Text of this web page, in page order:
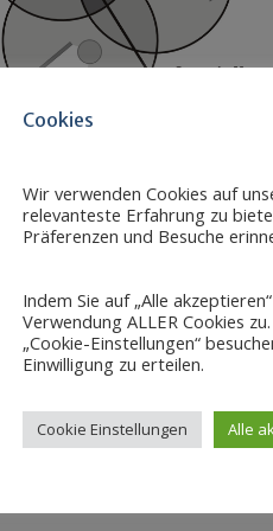
Denken führt
komplexer Systeme,
beruht.
der strategischen
Management. Es
Strategien für
aus einem Szenario-
Cookies
Wir verwenden Cookies auf
relevanteste Erfahrung zu
Präferenzen und Besuche
Indem Sie auf „Alle
Verwendung ALLER Cookies
„Cookie-Einstellungen“
Einwilligung zu erteilen.
Cookie Einstellungen Alle